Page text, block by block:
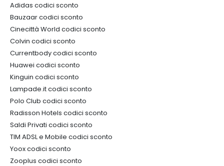
Adidas codici sconto
Bauzaar codici sconto
Cinecittà World codici sconto
Colvin codici sconto
Currentbody codici sconto
Huawei codici sconto
Kinguin codici sconto
Lampade.it codici sconto
Polo Club codici sconto
Radisson Hotels codici sconto
Saldi Privati codici sconto
TIM ADSL e Mobile codici sconto
Yoox codici sconto
Zooplus codici sconto